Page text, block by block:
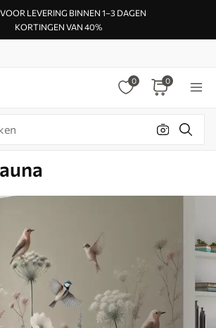
LEVERING BINNEN 1–3 DAGEN
KORTINGEN VAN 40%
0 0